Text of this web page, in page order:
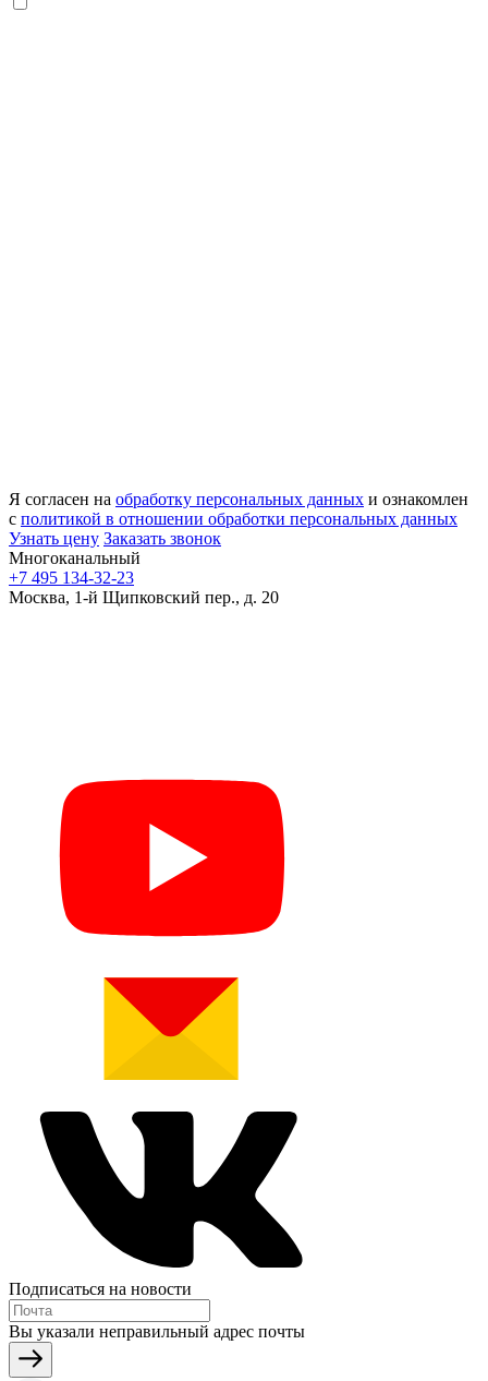
Я согласен на обработку персональных данных и ознакомлен
с политикой в отношении обработки персональных данных
Узнать цену Заказать звонок
Многоканальный
+7 495 134-32-23
Москва, 1-й Щипковский пер., д. 20
Подписаться на новости
Вы указали неправильный адрес почты